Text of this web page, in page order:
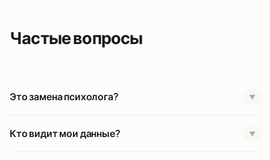
Частые вопросы
Это замена психолога? ▼
помогает разобраться между визитами к
Кто видит мои данные? ▼